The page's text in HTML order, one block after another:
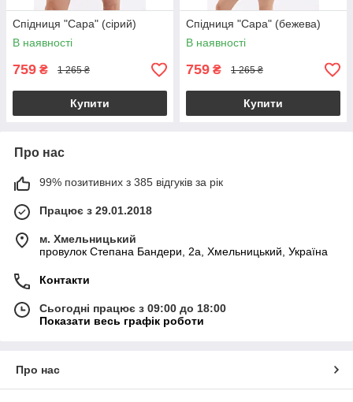
Спідниця "Сара" (сірий)
В наявності
759 ₴ 1 265 ₴
Купити
Спідниця "Сара" (бежева)
В наявності
759 ₴ 1 265 ₴
Купити
Про нас
99% позитивних з 385 відгуків за рік
Працює з 29.01.2018
м. Хмельницький
провулок Степана Бандери, 2a, Хмельницький, Україна
Контакти
Сьогодні працює з 09:00 до 18:00
Показати весь графік роботи
Про нас